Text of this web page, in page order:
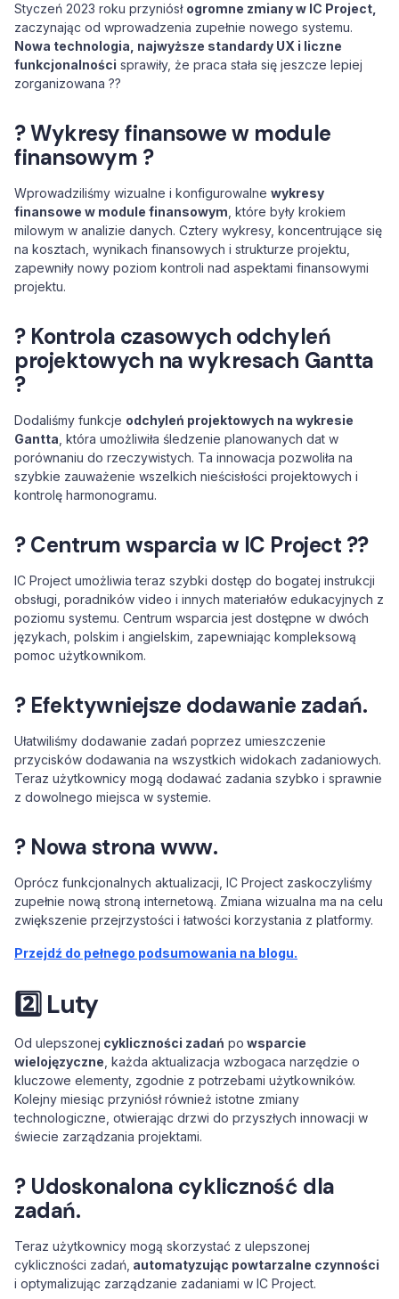
Styczeń 2023 roku przyniósł ogromne zmiany w IC Project,
zaczynając od wprowadzenia zupełnie nowego systemu.
Nowa technologia, najwyższe standardy UX i liczne
funkcjonalności sprawiły, że praca stała się jeszcze lepiej
zorganizowana ?‍?
? Wykresy finansowe w module
finansowym ?
Wprowadziliśmy wizualne i konfigurowalne wykresy
finansowe w module finansowym , które były krokiem
milowym w analizie danych. Cztery wykresy, koncentrujące się
na kosztach, wynikach finansowych i strukturze projektu,
zapewniły nowy poziom kontroli nad aspektami finansowymi
projektu.
? Kontrola czasowych odchyleń
projektowych na wykresach Gantta
?
Dodaliśmy funkcje odchyleń projektowych na wykresie
Gantta , która umożliwiła śledzenie planowanych dat w
porównaniu do rzeczywistych. Ta innowacja pozwoliła na
szybkie zauważenie wszelkich nieścisłości projektowych i
kontrolę harmonogramu.
? Centrum wsparcia w IC Project ?‍?
IC Project umożliwia teraz szybki dostęp do bogatej instrukcji
obsługi, poradników video i innych materiałów edukacyjnych z
poziomu systemu. Centrum wsparcia jest dostępne w dwóch
językach, polskim i angielskim, zapewniając kompleksową
pomoc użytkownikom.
? Efektywniejsze dodawanie zadań.
Ułatwiliśmy dodawanie zadań poprzez umieszczenie
przycisków dodawania na wszystkich widokach zadaniowych.
Teraz użytkownicy mogą dodawać zadania szybko i sprawnie
z dowolnego miejsca w systemie.
? Nowa strona www.
Oprócz funkcjonalnych aktualizacji, IC Project zaskoczyliśmy
zupełnie nową stroną internetową. Zmiana wizualna ma na celu
zwiększenie przejrzystości i łatwości korzystania z platformy.
Przejdź do pełnego podsumowania na blogu.
2️⃣ Luty
Od ulepszonej cykliczności zadań po wsparcie
wielojęzyczne , każda aktualizacja wzbogaca narzędzie o
kluczowe elementy, zgodnie z potrzebami użytkowników.
Kolejny miesiąc przyniósł również istotne zmiany
technologiczne, otwierając drzwi do przyszłych innowacji w
świecie zarządzania projektami.
? Udoskonalona cykliczność dla
zadań.
Teraz użytkownicy mogą skorzystać z ulepszonej
cykliczności zadań, automatyzując powtarzalne czynności
i optymalizując zarządzanie zadaniami w IC Project.